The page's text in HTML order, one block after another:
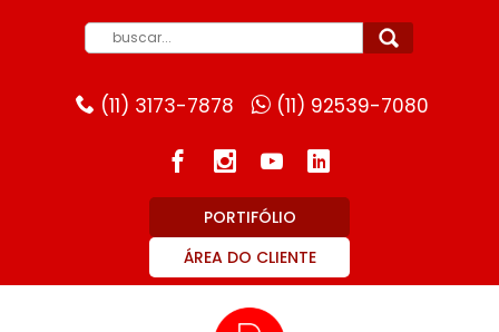
(11) 3173-7878 (11) 92539-7080
PORTIFÓLIO
ÁREA DO CLIENTE